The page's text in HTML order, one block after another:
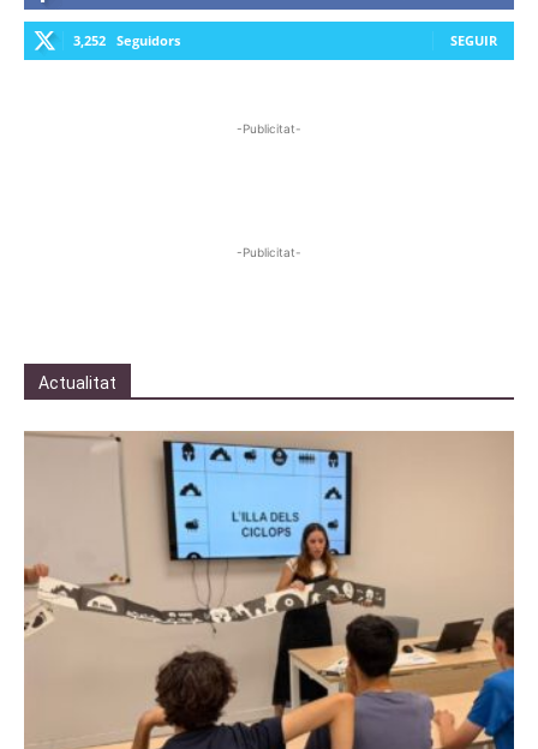
3,252 Seguidors SEGUIR
-Publicitat-
-Publicitat-
Actualitat